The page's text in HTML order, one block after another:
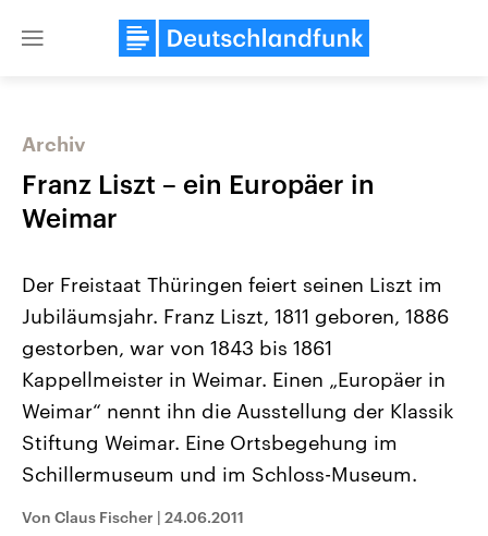
Close
Landtagswahl Sachsen-Anhalt
Alle Informationen
Sachsen-Anhalt wählt am 6.
September 2026 einen neuen
Landtag. Seit 2021 wird das
Bundesland von einer Koalition aus
Umfragen, Prognosen,
USA
Hintergründe
Wirtschaftlich und
gehören die Vereinigten
den mächtigsten Ländern
mit großem Einfluss auf
Archiv
Franz Liszt – ein Europäer in
Weimar
Der Freistaat Thüringen feiert seinen Liszt im
Jubiläumsjahr. Franz Liszt, 1811 geboren, 1886
gestorben, war von 1843 bis 1861
Kappellmeister in Weimar. Einen „Europäer in
Weimar“ nennt ihn die Ausstellung der Klassik
Stiftung Weimar. Eine Ortsbegehung im
Schillermuseum und im Schloss-Museum.
Von Claus Fischer | 24.06.2011